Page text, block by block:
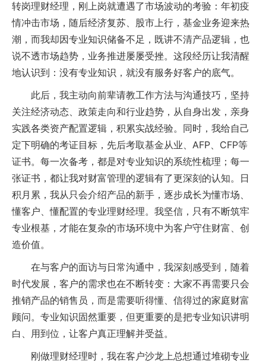
转岗理财经理，刚上岗就遭遇了市场波动的考验：年初疫
情冲击市场，随后经济复苏、股市上行，基金业务迎来热
潮，而我却因专业知识储备不足，既讲不清产品逻辑，也
说不透市场趋势，业务推进屡屡受挫。这段经历让我清醒
地认识到：没有专业知识，就没有服务好客户的底气。
此后，我主动向前辈请教工作方法与沟通技巧，坚持
关注经济动态、政策走向和行业趋势，从自身出发，亲身
实践各类资产配置逻辑，积累实战经验。同时，我给自己
定下明确的考证目标，先后考取基金从业、AFP、CFP等
证书。每一次备考，都是对专业知识的系统性梳理；每一
张证书，都让我对财富管理的逻辑有了更深刻的认知。日
积月累，我从只会介绍产品的新手，逐步成长为懂市场、
懂客户、懂配置的专业理财经理。我坚信，只有不断筑牢
专业根基，才能在复杂的市场环境中为客户守住财富、创
造价值。
在与客户的面访与日常沟通中，我深刻感受到，随着
时代发展，客户的需求也在不断转变：大家不再需要只会
推销产品的销售员，而是需要听得懂、信得过的家庭财富
顾问。专业知识固然重要，但更重要的是把专业知识讲明
白、用到位，让客户真正理解并受益。
刚做理财经理时，我在客户沙龙上总想通过堆砌专业